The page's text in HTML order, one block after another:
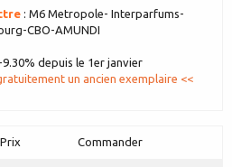
: M6 Metropole- Interparfums-
CBO-AMUNDI
depuis le 1er janvier
un ancien exemplaire <<
Prix Commander